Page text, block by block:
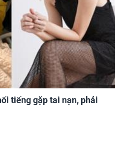
tiếng gặp tai nạn, phải